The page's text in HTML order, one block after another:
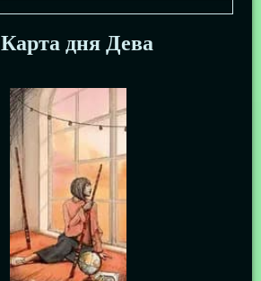
Карта дня Дева